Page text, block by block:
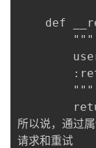
def
"""
user
"""
return
所以说，通过
请求和重试